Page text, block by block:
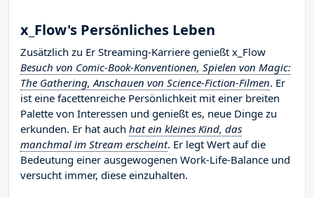
x_Flow's Persönliches Leben
Zusätzlich zu Er Streaming-Karriere genießt x_Flow
Besuch von Comic-Book-Konventionen, Spielen von Magic:
The Gathering, Anschauen von Science-Fiction-Filmen. Er
ist eine facettenreiche Persönlichkeit mit einer breiten
Palette von Interessen und genießt es, neue Dinge zu
erkunden. Er hat auch hat ein kleines Kind, das
manchmal im Stream erscheint. Er legt Wert auf die
Bedeutung einer ausgewogenen Work-Life-Balance und
versucht immer, diese einzuhalten.